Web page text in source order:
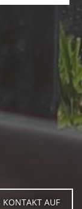
AUF